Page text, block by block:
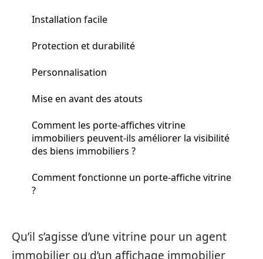
Installation facile
Protection et durabilité
Personnalisation
Mise en avant des atouts
Comment les porte-affiches vitrine
immobiliers peuvent-ils améliorer la visibilité
des biens immobiliers ?
Comment fonctionne un porte-affiche vitrine
?
Qu’il s’agisse d’une vitrine pour un agent
immobilier ou d’un affichage immobilier